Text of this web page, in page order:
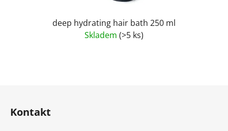
deep hydrating hair bath 250 ml
Skladem (>5 ks)
Kontakt